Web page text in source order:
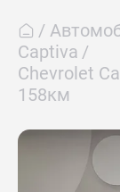
Captiva
Chevrolet
158км